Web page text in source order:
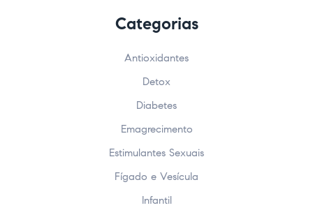
Categorias
Antioxidantes
Detox
Diabetes
Emagrecimento
Estimulantes Sexuais
Fígado e Vesícula
Infantil